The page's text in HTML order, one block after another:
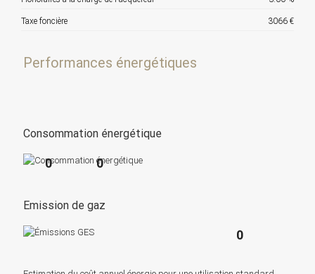
Taxe foncière 3066 €
Performances énergétiques
Consommation énergétique
0 0
Emission de gaz
0